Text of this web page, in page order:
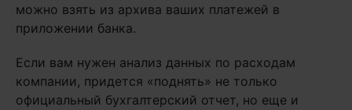
можно взять из архива ваших платежей в
приложении банка.
Если вам нужен анализ данных по расходам
компании, придется «поднять» не только
официальный бухгалтерский отчет, но еще и